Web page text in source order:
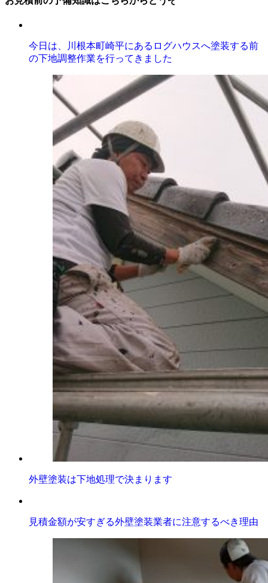
今日は、川根本町崎平にあるログハウスへ塗装する前
の下地調整作業を行ってきました
外壁塗装は下地処理で決まります
見積金額が安すぎる外壁塗装業者に注意するべき理由